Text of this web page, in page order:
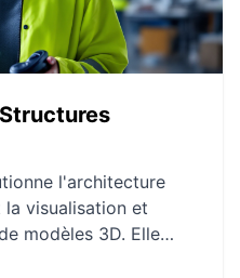
l'architecture
visualisation et
modèles 3D. Elle